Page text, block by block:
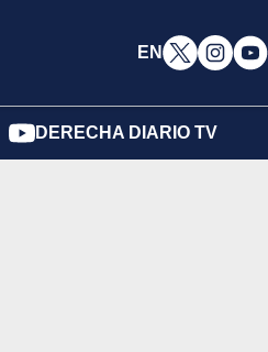
EN
DERECHA DIARIO TV